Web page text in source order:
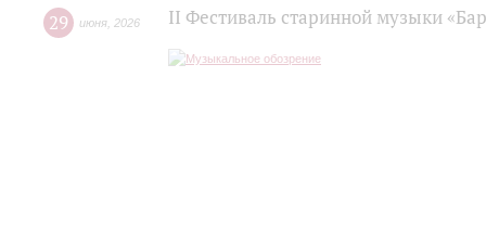
29 июня 2026 II Фестиваль старинной музыки